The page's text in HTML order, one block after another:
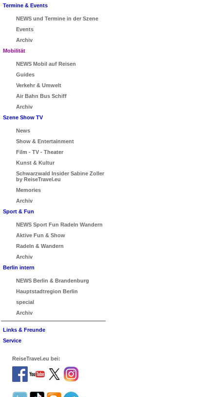
Termine & Events
NEWS und Termine in der Szene
Events
Archiv
Mobilität
NEWS Mobil auf Reisen
Guides
Verkehr & Umwelt
Air Bahn Bus Schiff
Archiv
Szene Show TV
News
Show & Entertainment
Film - TV - Theater
Kunst & Kultur
Schwarzwald Insider Sabine Zoller
by ReiseTravel.eu
Memories
Archiv
Sport & Fun
NEWS Sport Fun Radeln Wandern
Aktive Fun & Show
Radeln & Wandern
Archiv
Berlin intern
NEWS Berlin & Brandenburg
Hauptstadtregion Berlin
special
Archiv
Links & Freunde
Service
ReiseTravel.eu bei: